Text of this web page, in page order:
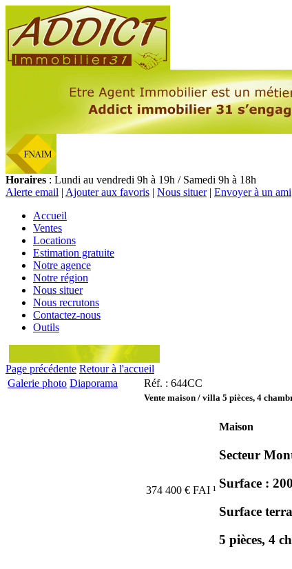
Horaires : Lundi au vendredi 9h à 19h / Samedi 9h à 18h
Alerte email | Ajouter aux favoris | Nous situer| Envoyer à un ami
Accueil
Ventes
Locations
Estimation gratuite
Notre agence
Notre région
Nous situer
Nous recrutons
Contactez-nous
Outils
Page précédente Retour à l'accueil
Galerie photo Diaporama Réf. : 644CC
Vente maison / villa 5 pièces, 4
374 400 € FAI ¹
Maison
Secteur
Surface :
Surface
5 pièces, 4